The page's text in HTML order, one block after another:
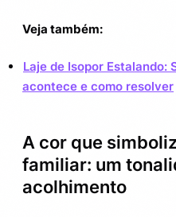
Veja também:
Laje de Isopor Estalando:
acontece e como resolver
A cor que
familiar: um
acolhimento